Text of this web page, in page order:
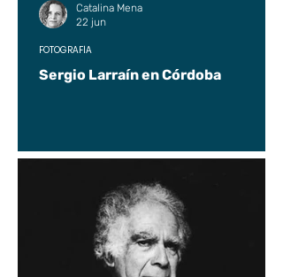
Sergio Larraín en Córdoba
FOTOGRAFÍA
Catalina Mena
22 jun